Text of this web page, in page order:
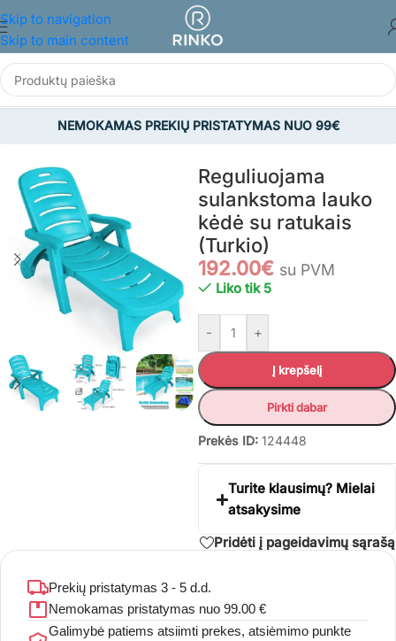
Skip to navigation
Skip to main content
NEMOKAMAS PREKIŲ PRISTATYMAS NUO 99€
SODAS/Gultai
Reguliuojama
sulankstoma lauko
kėdė su ratukais
(Turkio)
192.00€ su PVM
Liko tik 5
- +
Į krepšelį
Pirkti dabar
Prekės ID: 124448
Turite klausimų? Mielai
atsakysime
Pridėti į pageidavimų sąrašą
Prekių pristatymas 3 - 5 d.d.
Nemokamas pristatymas nuo 99.00 €
Galimybė patiems atsiimti prekes, atsiėmimo punkte